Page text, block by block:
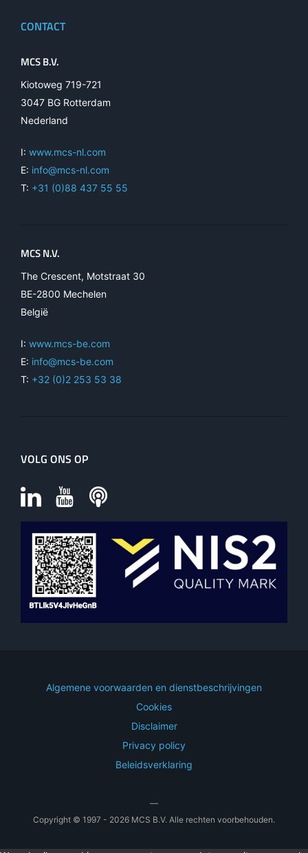
CONTACT
MCS B.V.
Kiotoweg 719-721
3047 BG Rotterdam
Nederland
I: www.mcs-nl.com
E: info@mcs-nl.com
T: +31 (0)88 437 55 55
MCS N.V.
The Crescent, Motstraat 30
BE-2800 Mechelen
België
I: www.mcs-be.com
E: info@mcs-be.com
T: +32 (0)2 253 53 38
VOLG ONS OP
Algemene voorwaarden en dienstbeschrijvingen
Cookies
Disclaimer
Privacy policy
Beleidsverklaring
—
Copyright © 1997 - 2026 MCS B.V. Alle rechten voorbehouden.